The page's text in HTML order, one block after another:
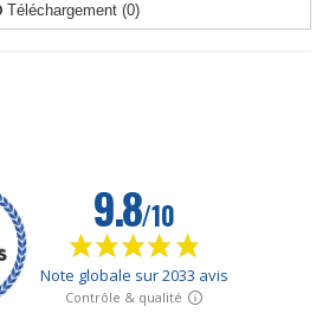
Téléchargement (0)